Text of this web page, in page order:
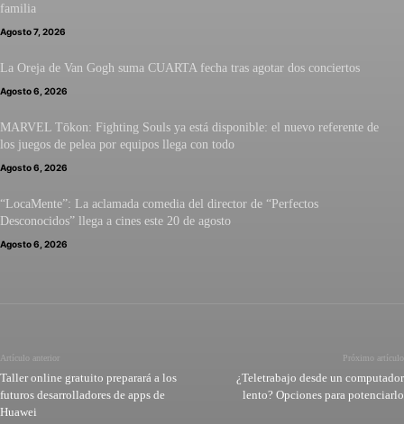
familia
Agosto 7, 2026
La Oreja de Van Gogh suma CUARTA fecha tras agotar dos conciertos
Agosto 6, 2026
MARVEL Tōkon: Fighting Souls ya está disponible: el nuevo referente de
los juegos de pelea por equipos llega con todo
Agosto 6, 2026
“LocaMente”: La aclamada comedia del director de “Perfectos
Desconocidos” llega a cines este 20 de agosto
Agosto 6, 2026
Artículo anterior
Taller online gratuito preparará a los
futuros desarrolladores de apps de
Huawei
Próximo artículo
¿Teletrabajo desde un computador
lento? Opciones para potenciarlo